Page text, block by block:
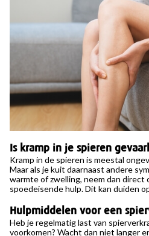
Is kramp in je spieren
Kramp in de spieren is meestal
Maar als je kuit daarnaast andere
warmte of zwelling, neem dan
spoedeisende hulp. Dit kan duiden
Hulpmiddelen voor een
Heb je regelmatig last van
voorkomen? Wacht dan niet langer